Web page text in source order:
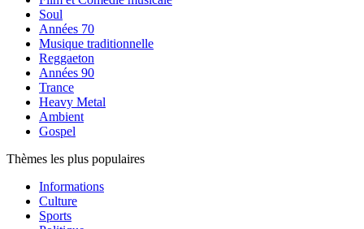
Soul
Années 70
Musique traditionnelle
Reggaeton
Années 90
Trance
Heavy Metal
Ambient
Gospel
Thèmes les plus populaires
Informations
Culture
Sports